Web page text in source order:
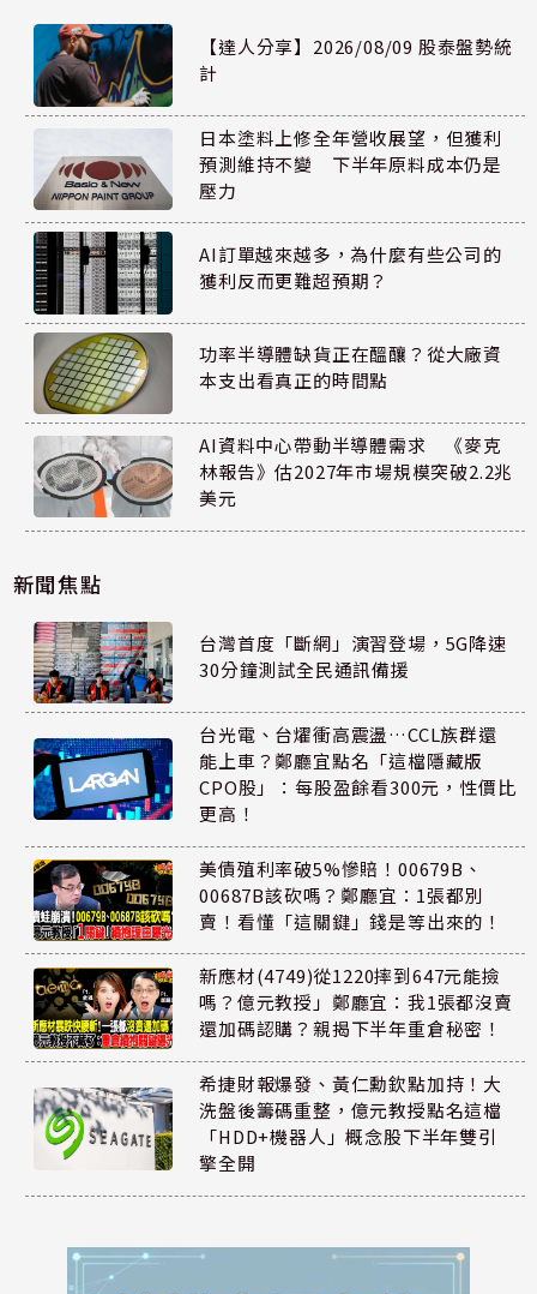
【達人分享】2026/08/09 股泰盤勢統
計
日本塗料上修全年營收展望，但獲利
預測維持不變 下半年原料成本仍是
壓力
AI訂單越來越多，為什麼有些公司的
獲利反而更難超預期？
功率半導體缺貨正在醞釀？從大廠資
本支出看真正的時間點
AI資料中心帶動半導體需求 《麥克
林報告》估2027年市場規模突破2.2兆
美元
新聞焦點
台灣首度「斷網」演習登場，5G降速
30分鐘測試全民通訊備援
台光電、台燿衝高震盪…CCL族群還
能上車？鄭廳宜點名「這檔隱藏版
CPO股」：每股盈餘看300元，性價比
更高！
美債殖利率破5%慘賠！00679B、
00687B該砍嗎？鄭廳宜：1張都別
賣！看懂「這關鍵」錢是等出來的！
新應材(4749)從1220摔到647元能撿
嗎？億元教授」鄭廳宜：我1張都沒賣
還加碼認購？親揭下半年重倉秘密！
希捷財報爆發、黃仁勳欽點加持！大
洗盤後籌碼重整，億元教授點名這檔
「HDD+機器人」概念股下半年雙引
擎全開